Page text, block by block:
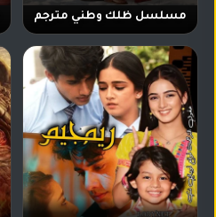
مسلسل ظلك وطني مترجم